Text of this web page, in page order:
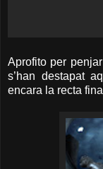
Aprofito per
s’han destapat
encara la recta